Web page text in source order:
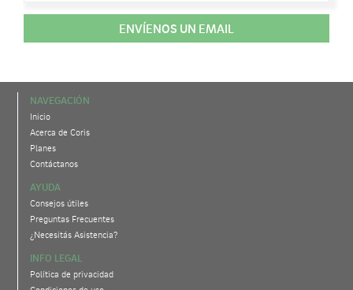
ENVÍENOS UN EMAIL
NAVEGACIÓN
Inicio
Acerca de Coris
Planes
Contáctanos
AYUDA
Consejos útiles
Preguntas Frecuentes
¿Necesitás Asistencia?
INFO LEGAL
Política de privacidad